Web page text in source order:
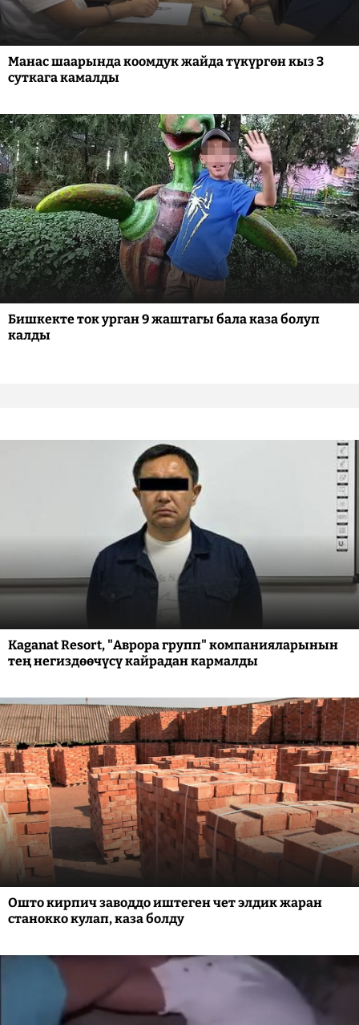
Манас шаарында коомдук жайда түкүргөн кыз 3
суткага камалды
Бишкекте ток урган 9 жаштагы бала каза болуп
калды
Kaganat Resort, "Аврора групп" компанияларынын
тең негиздөөчүсү кайрадан кармалды
Ошто кирпич заводдо иштеген чет элдик жаран
станокко кулап, каза болду